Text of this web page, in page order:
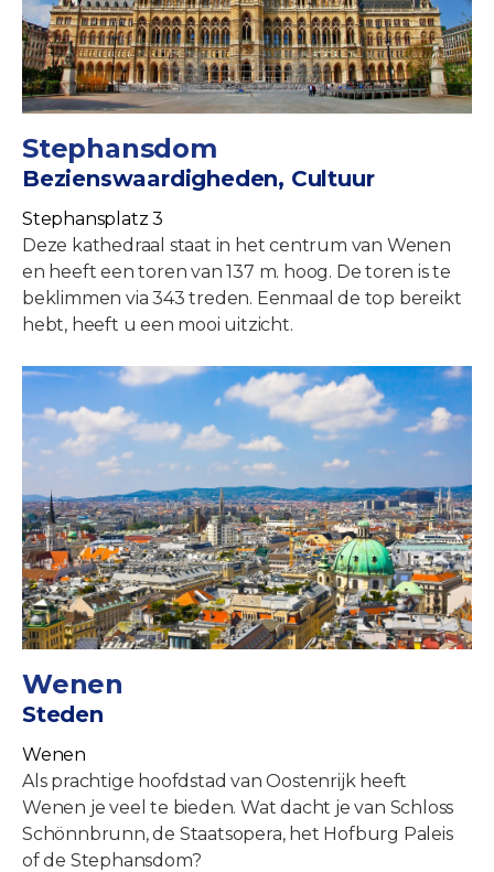
Stephansdom
Bezienswaardigheden, Cultuur
Stephansplatz 3
Deze kathedraal staat in het centrum van Wenen
en heeft een toren van 137 m. hoog. De toren is te
beklimmen via 343 treden. Eenmaal de top bereikt
hebt, heeft u een mooi uitzicht.
Wenen
Steden
Wenen
Als prachtige hoofdstad van Oostenrijk heeft
Wenen je veel te bieden. Wat dacht je van Schloss
Schönnbrunn, de Staatsopera, het Hofburg Paleis
of de Stephansdom?